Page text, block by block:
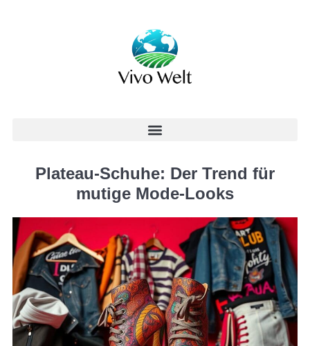
Plateau-Schuhe: Der Trend für
mutige Mode-Looks